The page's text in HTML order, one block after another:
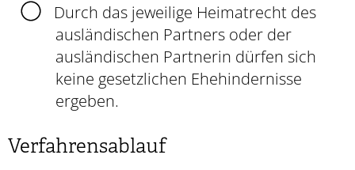
Durch das jeweilige Heimatrecht des
ausländischen Partners oder der
ausländischen Partnerin dürfen sich
keine gesetzlichen Ehehindernisse
ergeben.
Verfahrensablauf